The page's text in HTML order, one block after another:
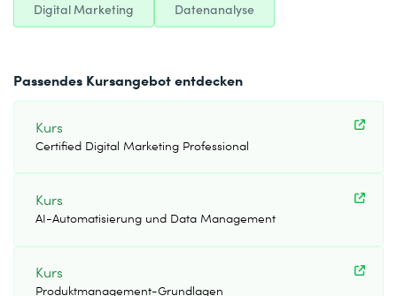
Digital Marketing Datenanalyse
Passendes Kursangebot entdecken
Kurs
Certified Digital Marketing Professional
Kurs
AI-Automatisierung und Data Management
Kurs
Produktmanagement-Grundlagen